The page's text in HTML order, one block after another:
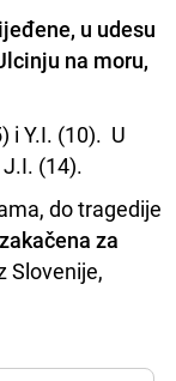
u udesu
na moru,
i Y.I. (10). U
(14).
do tragedije
zakačena za
Slovenije,